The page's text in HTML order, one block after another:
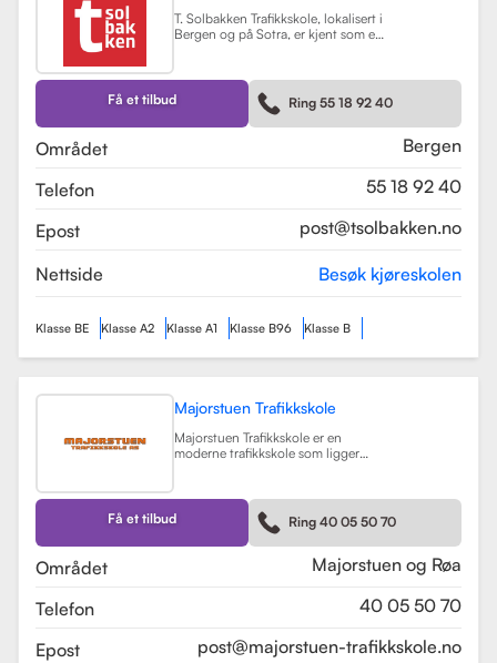
T. Solbakken Trafikkskole, lokalisert i
Bergen og på Sotra, er kjent som en
Skolen tilbyr et bredt spekter av
førerkortklasser, inkludert klasse B
for personbil, klasse A, A1, og A2 for
motorsykler, samt klasse BE og B96
Få et tilbud Ring 55 18 92 40
Området
Bergen
Telefon
55 18 92 40
Epost
post@tsolbakken.no
Nettside Besøk kjøreskolen
Klasse BE Klasse A2 Klasse A1 Klasse B96 Klasse B
Majorstuen Trafikkskole
Majorstuen Trafikkskole er en
moderne trafikkskole som ligger
etablert i 2015 og har raskt blitt
kjent for sin høye kvalitet på
opplæring. Alle instruktørene er
pedagogisk utdannet fra Nord
Universitet og Met Universitet, noe
som sikrer en profesjonell og trygg
Få et tilbud Ring 40 05 50 70
Området
Majorstuen og Røa
Telefon
40 05 50 70
Epost
post@majorstuen-trafikkskole.no